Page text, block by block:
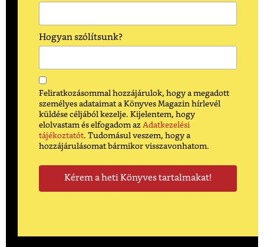
Hogyan szólítsunk?
Feliratkozásommal hozzájárulok, hogy a megadott
személyes adataimat a Könyves Magazin hírlevél
küldése céljából kezelje. Kijelentem, hogy
elolvastam és elfogadom az Adatkezelési
tájékoztatót. Tudomásul veszem, hogy a
hozzájárulásomat bármikor visszavonhatom.